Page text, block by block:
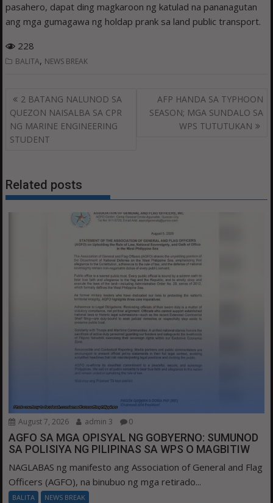
pasahero, dapat ding magkaroon ng katulad na pananagutan
ang mga gumagawa ng holdap prank sa land public transport.
228
BALITA, NEWS BREAK
Post
navigation
2 BATANG NALUNOD SA
QUEZON NAISALBA SA CPR
NG MARINE ENGINEERING
STUDENT
AFP HANDA SA TYPHOON
SEASON; MGA SUNDALO SA
WPS TUTUTUKAN
Related posts
August 7, 2026 admin 3 0
AGFO SA MGA OPISYAL NG GOBYERNO: SUMUNOD
SA POLISIYA NG PILIPINAS SA WPS O MAGBITIW
NAGLABAS ng manifesto ang Association of General and Flag
Officers (AGFO), na binubuo ng mga retirado...
BALITA NEWS BREAK